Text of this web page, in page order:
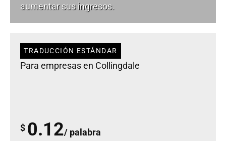
aumentar sus ingresos.
TRADUCCIÓN ESTÁNDAR
Para empresas en Collingdale
$ 0.12/ palabra